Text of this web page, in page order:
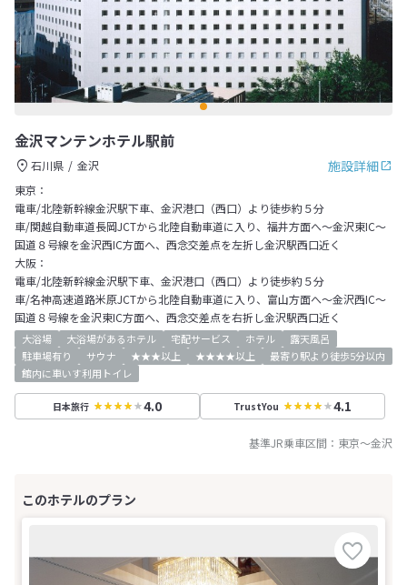
金沢マンテンホテル駅前
施設詳細
石川県
金沢
東京：
電車/北陸新幹線金沢駅下車、金沢港口（西口）より徒歩約５分
車/関越自動車道長岡JCTから北陸自動車道に入り、福井方面へ～金沢東IC～
国道８号線を金沢西IC方面へ、西念交差点を左折し金沢駅西口近く
大阪：
電車/北陸新幹線金沢駅下車、金沢港口（西口）より徒歩約５分
車/名神高速道路米原JCTから北陸自動車道に入り、富山方面へ～金沢西IC～
国道８号線を金沢東IC方面へ、西念交差点を右折し金沢駅西口近く
大浴場 大浴場があるホテル 宅配サービス ホテル
露天風呂
駐車場有り
サウナ ★★★以上 ★★★★以上
最寄り駅より徒歩5分以内
館内に車いす利用トイレ
日本旅行 4.0 TrustYou 4.1
基準JR乗車区間： 東京～金沢